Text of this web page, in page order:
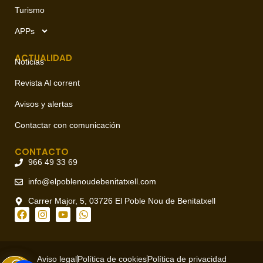
Turismo
APPs
ACTUALIDAD
Noticias
Revista Al corrent
Avisos y alertas
Contactar con comunicación
CONTACTO
966 49 33 69
info@elpoblenoudebenitatxell.com
Carrer Major, 5, 03726 El Poble Nou de Benitatxell
Aviso legalPolítica de cookiesPolítica de privacidad